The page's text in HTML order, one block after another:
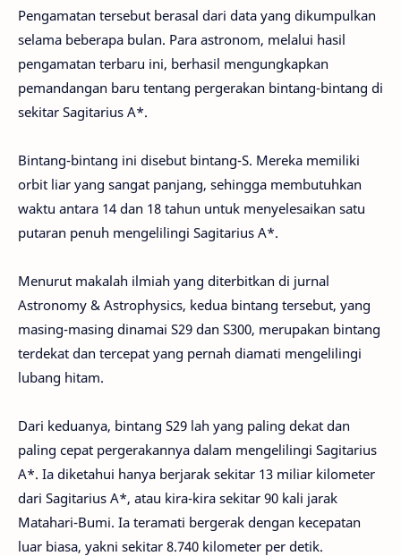
Pengamatan tersebut berasal dari data yang dikumpulkan
selama beberapa bulan. Para astronom, melalui hasil
pengamatan terbaru ini, berhasil mengungkapkan
pemandangan baru tentang pergerakan bintang-bintang di
sekitar Sagitarius A*.
Bintang-bintang ini disebut bintang-S. Mereka memiliki
orbit liar yang sangat panjang, sehingga membutuhkan
waktu antara 14 dan 18 tahun untuk menyelesaikan satu
putaran penuh mengelilingi Sagitarius A*.
Menurut makalah ilmiah yang diterbitkan di jurnal
Astronomy & Astrophysics, kedua bintang tersebut, yang
masing-masing dinamai S29 dan S300, merupakan bintang
terdekat dan tercepat yang pernah diamati mengelilingi
lubang hitam.
Dari keduanya, bintang S29 lah yang paling dekat dan
paling cepat pergerakannya dalam mengelilingi Sagitarius
A*. Ia diketahui hanya berjarak sekitar 13 miliar kilometer
dari Sagitarius A*, atau kira-kira sekitar 90 kali jarak
Matahari-Bumi. Ia teramati bergerak dengan kecepatan
luar biasa, yakni sekitar 8.740 kilometer per detik.